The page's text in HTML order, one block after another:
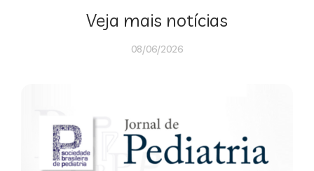
Veja mais notícias
08/06/2026